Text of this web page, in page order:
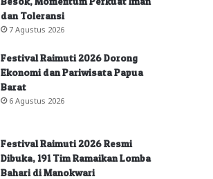
dan Toleransi
7 Agustus 2026
Festival Raimuti 2026 Dorong
Ekonomi dan Pariwisata Papua
Barat
6 Agustus 2026
Festival Raimuti 2026 Resmi
Dibuka, 191 Tim Ramaikan Lomba
Bahari di Manokwari